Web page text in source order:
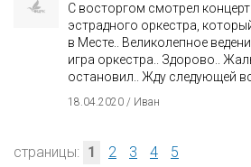
С восторгом смотрел
эстрадного оркестра,
в Месте.. Великолепное
игра оркестра.. Здорово..
остановил.. Жду следующей
18.04.2020 / Иван
страницы: 1 2 3 4 5